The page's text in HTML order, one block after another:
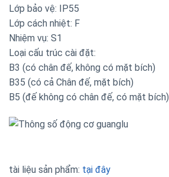
Lớp bảo vệ: IP55
Lớp cách nhiệt: F
Nhiệm vụ: S1
Loại cấu trúc cài đặt:
B3 (có chân đế, không có mặt bích)
B35 (có cả Chân đế, mặt bích)
B5 (đế không có chân đế, có mặt bích)
tài liệu sản phẩm: tại đây